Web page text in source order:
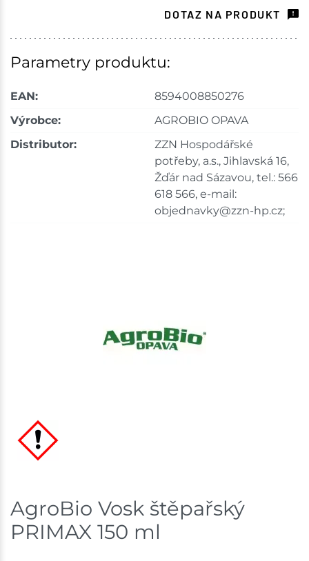
Velké Meziříčí
Skladem na prodejně - doručení do 7 dnů
14 ks
Skladem na prodejně - doručení do 7 dnů
6 ks
DOTAZ NA PRODUKT
Parametry produktu:
EAN:
8594008850276
Výrobce:
AGROBIO OPAVA
Distributor:
ZZN Hospodářské
potřeby, a.s., Jihlavská 16,
Žďár nad Sázavou, tel.: 566
618 566, e-mail:
objednavky@zzn-hp.cz;
AgroBio Vosk štěpařský
PRIMAX 150 ml